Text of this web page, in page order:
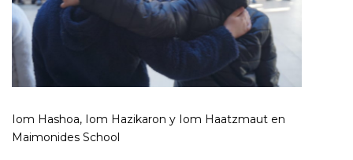
Iom Hashoa, Iom Hazikaron y Iom Haatzmaut en
Maimonides School